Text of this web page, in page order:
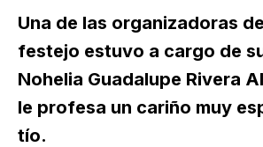
Una de las organizadoras
festejo estuvo a cargo de
Nohelia Guadalupe Rivera
le profesa un cariño muy
tío.